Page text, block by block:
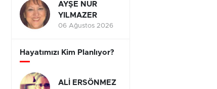
AYŞE NUR
YILMAZER
06 Ağustos 2026
Hayatımızı Kim Planlıyor?
ALİ ERSÖNMEZ